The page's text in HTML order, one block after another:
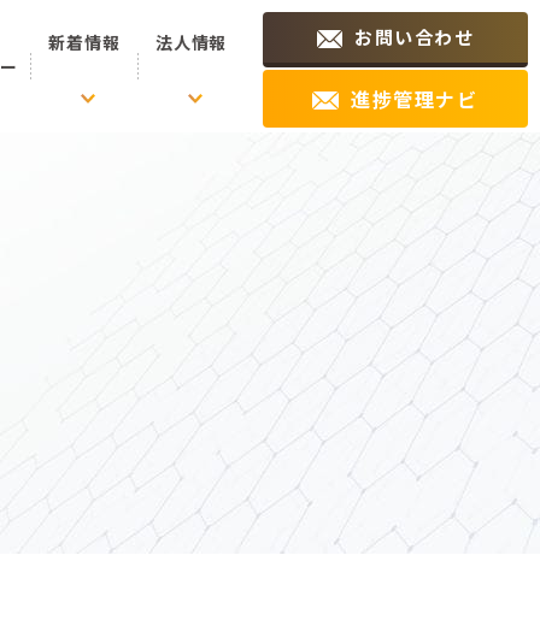
新着情報 法人情報 お問い合わせ
進捗管理ナビ